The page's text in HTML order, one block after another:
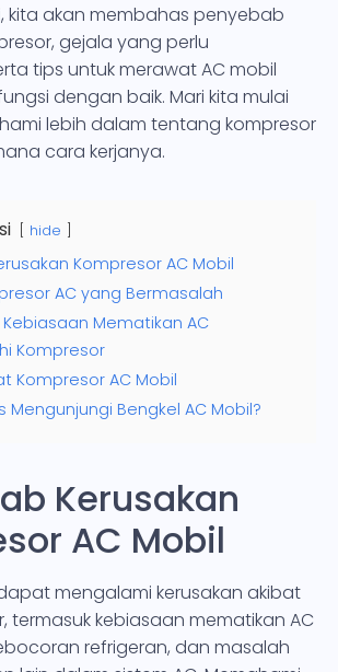
kita akan membahas penyebab
gejala yang perlu
tips untuk merawat AC mobil
dengan baik. Mari kita mulai
lebih dalam tentang kompresor
cara kerjanya.
hide
Kompresor AC Mobil
AC yang Bermasalah
Mematikan AC
Kompresor
Kompresor AC Mobil
Mengunjungi Bengkel AC Mobil?
Kerusakan
AC Mobil
mengalami kerusakan akibat
termasuk kebiasaan mematikan AC
refrigeran, dan masalah